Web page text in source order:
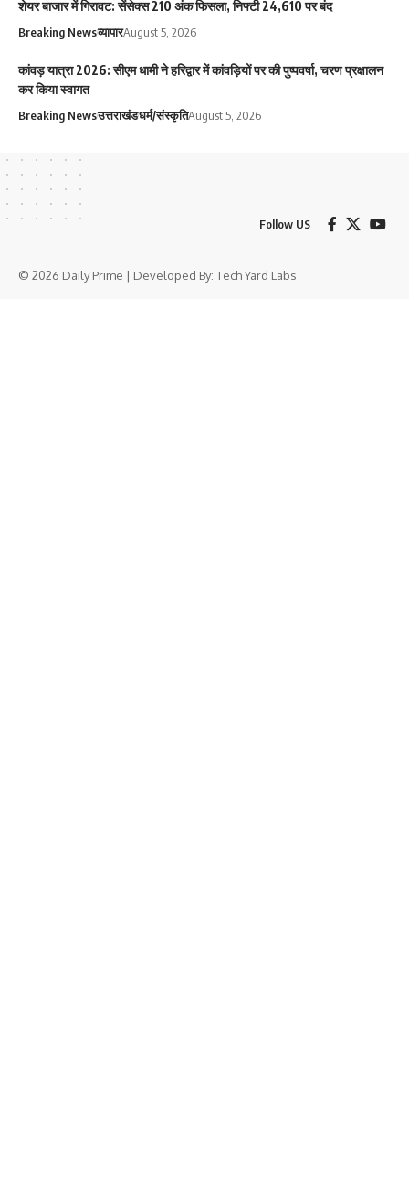
शेयर बाजार में गिरावट: सेंसेक्स 210 अंक फिसला, निफ्टी 24,610 पर बंद
Breaking Newsव्यापारAugust 5, 2026
कांवड़ यात्रा 2026: सीएम धामी ने हरिद्वार में कांवड़ियों पर की पुष्पवर्षा, चरण प्रक्षालन
कर किया स्वागत
Breaking Newsउत्तराखंडधर्म/संस्कृतिAugust 5, 2026
Follow US
© 2026 Daily Prime | Developed By: Tech Yard Labs